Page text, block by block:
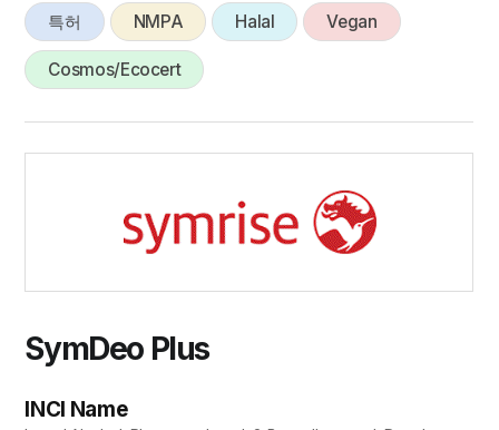
특허 NMPA Halal Vegan
Cosmos/Ecocert
SymDeo Plus
INCI Name